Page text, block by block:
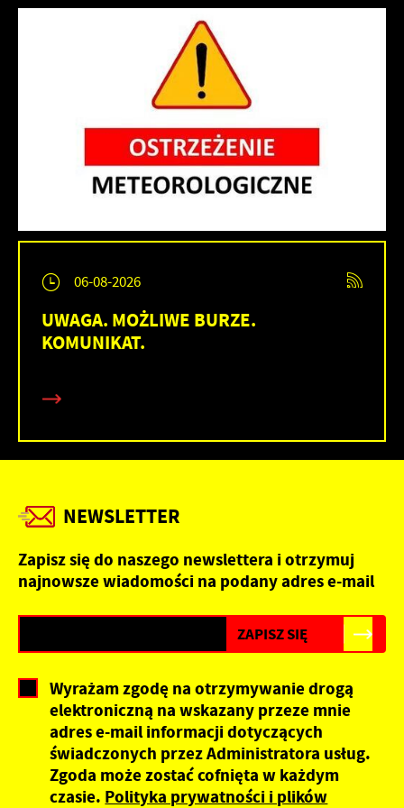
06-08-2026
UWAGA. MOŻLIWE BURZE.
KOMUNIKAT.
NEWSLETTER
Zapisz się do naszego newslettera i otrzymuj
najnowsze wiadomości na podany adres e-mail
Wyrażam zgodę na otrzymywanie drogą
elektroniczną na wskazany przeze mnie
adres e-mail informacji dotyczących
świadczonych przez Administratora usług.
Zgoda może zostać cofnięta w każdym
czasie. Polityka prywatności i plików